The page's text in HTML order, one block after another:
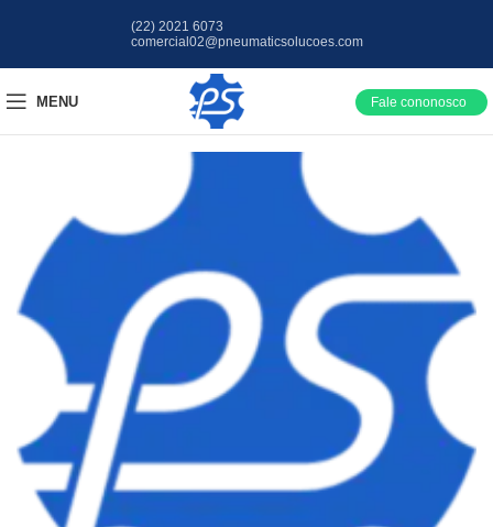
(22) 2021 6073
comercial02@pneumaticsolucoes.com
MENU Fale cononosco